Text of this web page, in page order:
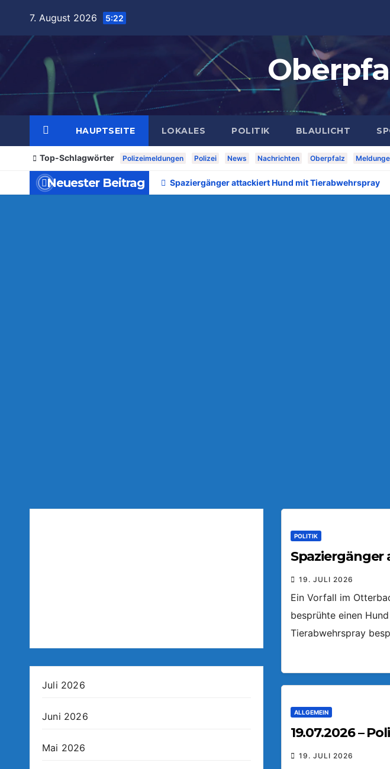
springen
7. August 2026 5:22
HAUPTSEITE LOKALES POLITIK BLAULICHT
Top-Schlagwörter Polizeimeldungen Polizei News Nachrichten Oberpfalz
Neuester Beitrag Spaziergänger attackiert Hund mit Tierabwehrspray
Juli 2026
Juni 2026
Mai 2026
POLITIK
19. JULI 2026
Ein Vorfall im
besprühte einen
Tierabwehrspray
ALLGEMEIN
19.07.2026 –
19. JULI 2026